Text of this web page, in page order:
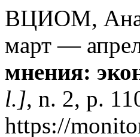
ВЦИОМ,
март —
мнения:
l.], n. 2, p.
https://